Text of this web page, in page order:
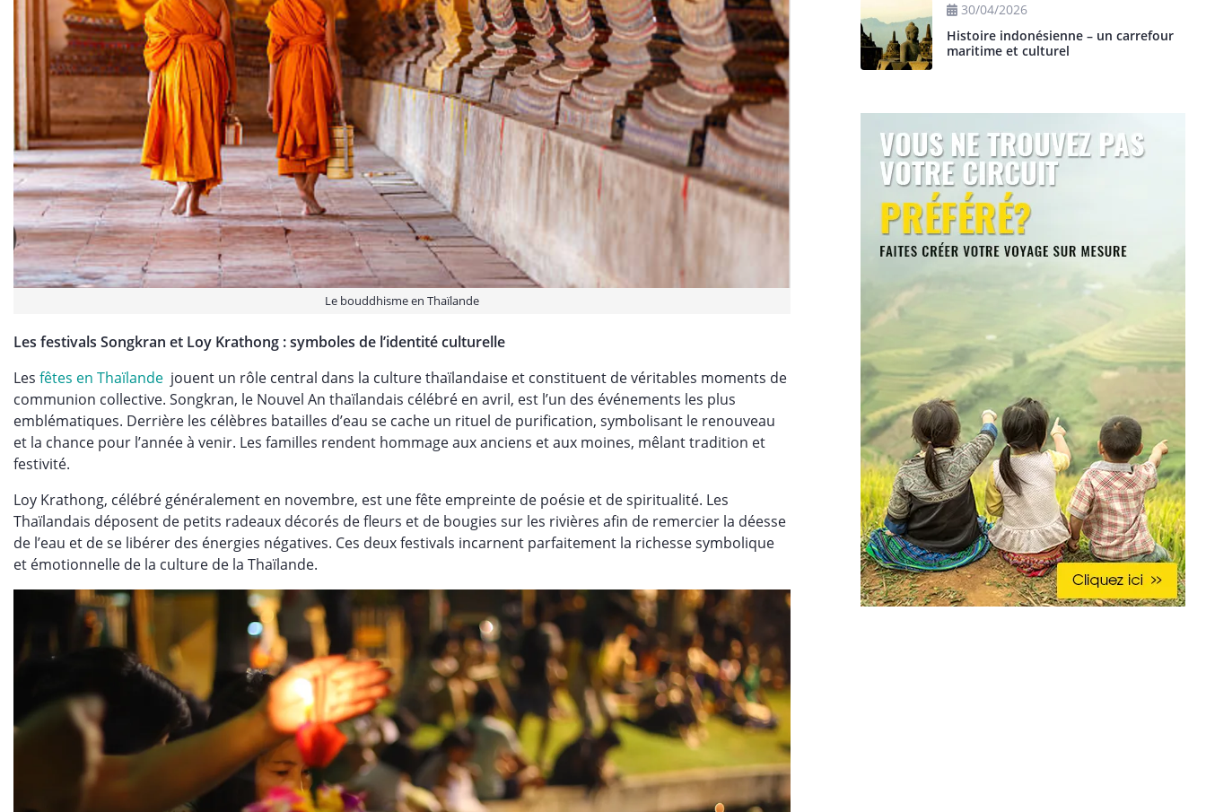
Le bouddhisme en Thaïlande
Les festivals Songkran et Loy Krathong : symboles de l’identité culturelle
Les fêtes en Thaïlande jouent un rôle central dans la culture thaïlandaise et constituent de véritables moments de
communion collective. Songkran, le Nouvel An thaïlandais célébré en avril, est l’un des événements les plus
emblématiques. Derrière les célèbres batailles d’eau se cache un rituel de purification, symbolisant le renouveau
et la chance pour l’année à venir. Les familles rendent hommage aux anciens et aux moines, mêlant tradition et
festivité.
Loy Krathong, célébré généralement en novembre, est une fête empreinte de poésie et de spiritualité. Les
Thaïlandais déposent de petits radeaux décorés de fleurs et de bougies sur les rivières afin de remercier la déesse
de l’eau et de se libérer des énergies négatives. Ces deux festivals incarnent parfaitement la richesse symbolique
et émotionnelle de la culture de la Thaïlande.
30/04/2026
Histoire indonésienne – un carrefour
maritime et culturel